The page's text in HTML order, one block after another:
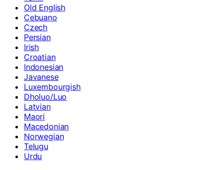
Old English
Cebuano
Czech
Persian
Irish
Croatian
Indonesian
Javanese
Luxembourgish
Dholuo/Luo
Latvian
Maori
Macedonian
Norwegian
Telugu
Urdu